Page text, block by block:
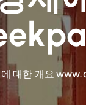
에 대한 개요